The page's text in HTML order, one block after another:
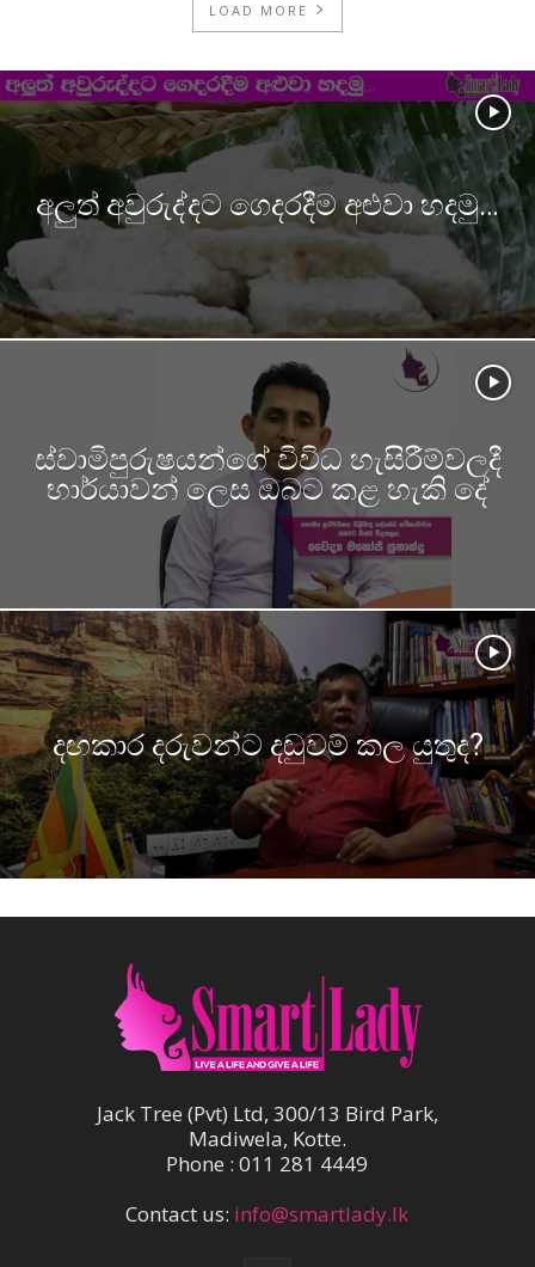
LOAD MORE
අලුත් අවුරුද්දට ගෙදරදීම අළුවා හදමු…
ස්වාමිපුරුෂයන්ගේ විවිධ හැසිරීම්වලදී
භාර්යාවන් ලෙස ඔබට කළ හැකි දේ
දඟකාර දරුවන්ට දඬුවම් කල යුතුද?
Jack Tree (Pvt) Ltd, 300/13 Bird Park,
Madiwela, Kotte.
Phone : 011 281 4449
Contact us: info@smartlady.lk